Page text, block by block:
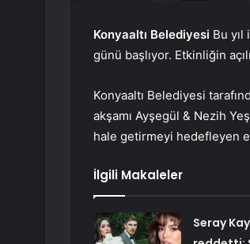
Konyaaltı Belediyesi Bu
günü başlıyor. Etkinliğin
Konyaaltı Belediyesi
akşamı Ayşegül & Nezih
hale getirmeyi hedefleyen
İlgili Makaleler
Seray